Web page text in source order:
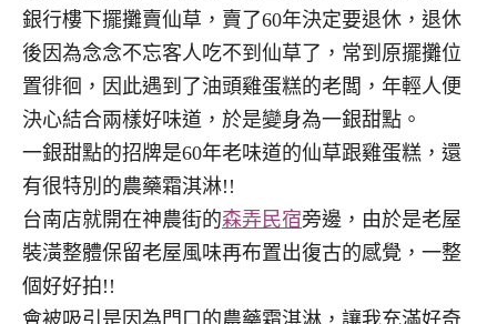
銀行樓下擺攤賣仙草，賣了60年決定要退休，退休
後因為念念不忘客人吃不到仙草了，常到原擺攤位
置徘徊，因此遇到了油頭雞蛋糕的老闆，年輕人便
決心結合兩樣好味道，於是變身為一銀甜點。
一銀甜點的招牌是60年老味道的仙草跟雞蛋糕，還
有很特別的農藥霜淇淋!!
台南店就開在神農街的森弄民宿旁邊，由於是老屋
裝潢整體保留老屋風味再布置出復古的感覺，一整
個好好拍!!